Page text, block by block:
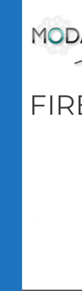
contenuto